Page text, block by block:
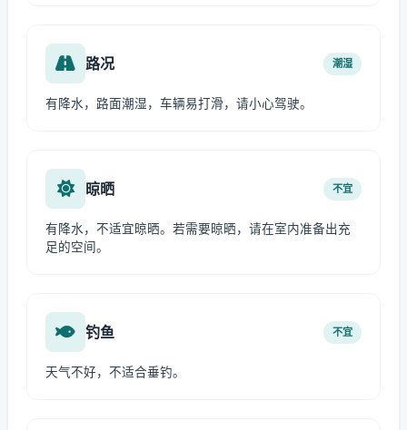
路况 潮湿
有降水，路面潮湿，车辆易打滑，请小心驾驶。
晾晒 不宜
有降水，不适宜晾晒。若需要晾晒，请在室内准备出充
足的空间。
钓鱼 不宜
天气不好，不适合垂钓。